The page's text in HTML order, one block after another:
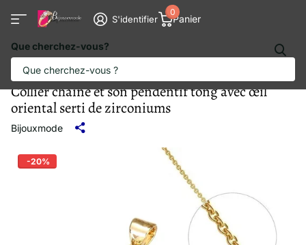
Que cherchez-vous?
S'identifier Panier
0
Collier chaîne et son pendentif tong avec œil
oriental serti de zirconiums
Bijouxmode
-20%